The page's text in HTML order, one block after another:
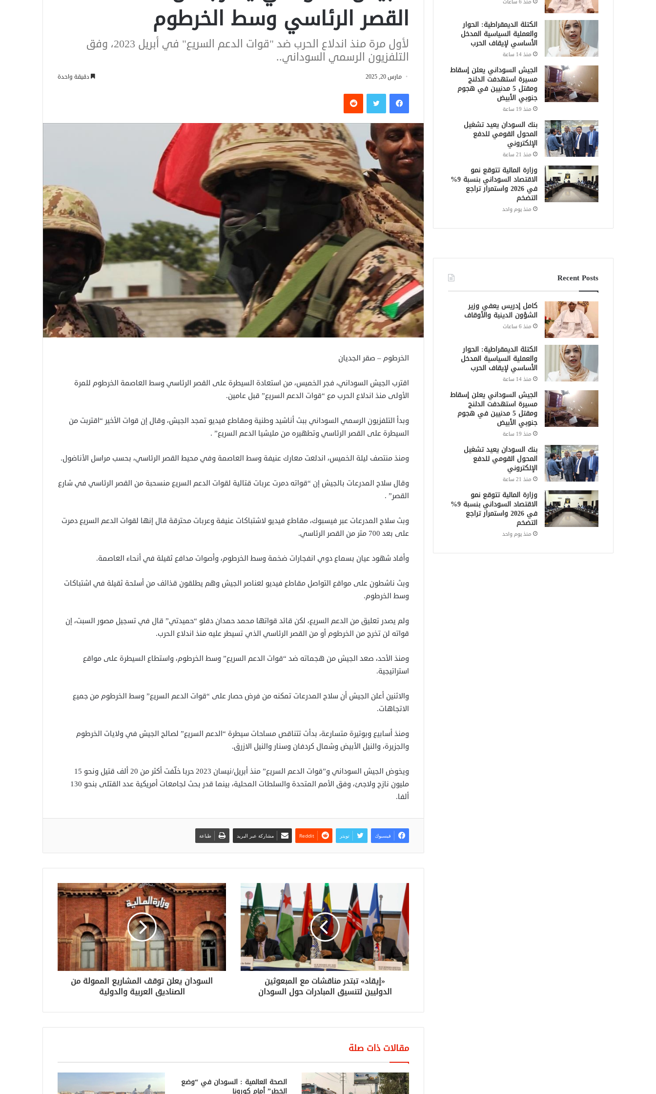
القصر الرئاسي وسط الخرطوم
لأول مرة منذ اندلاع الحرب ضد "قوات الدعم السريع" في أبريل 2023، وفق
التلفزيون الرسمي السوداني..
مارس 20, 2025 دقيقة واحدة
فيسبوكتويتر
الخرطوم – صقر الجديان
اقترب الجيش السوداني، فجر الخميس، من استعادة السيطرة على القصر الرئاسي وسط العاصمة الخرطوم للمرة
الأولى منذ اندلاع الحرب مع “قوات الدعم السريع” قبل عامين.
وبدأ التلفزيون الرسمي السوداني ببث أناشيد وطنية ومقاطع فيديو تمجد الجيش، وقال إن قوات الأخير “اقتربت من
السيطرة على القصر الرئاسي وتطهيره من مليشيا الدعم السريع” .
ومنذ منتصف ليلة الخميس، اندلعت معارك عنيفة وسط العاصمة وفي محيط القصر الرئاسي، بحسب مراسل الأناضول.
وقال سلاح المدرعات بالجيش إن “قواته دمرت عربات قتالية لقوات الدعم السريع منسحبة من القصر الرئاسي في شارع
القصر” .
وبث سلاح المدرعات عبر فيسبوك، مقاطع فيديو لاشتباكات عنيفة وعربات محترقة قال إنها لقوات الدعم السريع دمرت
على بعد 700 متر من القصر الرئاسي.
وأفاد شهود عيان بسماع دوي انفجارات ضخمة وسط الخرطوم، وأصوات مدافع ثقيلة في أنحاء العاصمة.
وبث ناشطون على مواقع التواصل مقاطع فيديو لعناصر الجيش وهم يطلقون قذائف من أسلحة ثقيلة في اشتباكات
وسط الخرطوم.
ولم يصدر تعليق من الدعم السريع، لكن قائد قواتها محمد حمدان دقلو “حميدتي” قال في تسجيل مصور السبت، إن
قواته لن تخرج من الخرطوم أو من القصر الرئاسي الذي تسيطر عليه منذ اندلاع الحرب.
ومنذ الأحد، صعد الجيش من هجماته ضد “قوات الدعم السريع” وسط الخرطوم، واستطاع السيطرة على مواقع
استراتيجية.
والاثنين أعلن الجيش أن سلاح المدرعات تمكنه من فرض حصار على “قوات الدعم السريع” وسط الخرطوم من جميع
الاتجاهات.
ومنذ أسابيع وبوتيرة متسارعة، بدأت تتناقص مساحات سيطرة “الدعم السريع” لصالح الجيش في ولايات الخرطوم
والجزيرة، والنيل الأبيض وشمال كردفان وسنار والنيل الازرق.
ويخوض الجيش السوداني و”قوات الدعم السريع” منذ أبريل/نيسان 2023 حربا خلّفت أكثر من 20 ألف قتيل ونحو 15
مليون نازح ولاجئ، وفق الأمم المتحدة والسلطات المحلية، بينما قدر بحث لجامعات أمريكية عدد القتلى بنحو 130
ألفا.
فيسبوك تويتر مشاركة عبر البريد طباعة
«إيقاد» تبتدر مناقشات مع المبعوثين
الدوليين لتنسيق المبادرات حول السودان
السودان يعلن توقف المشاريع الممولة من
الصناديق العربية والدولية
مقالات ذات صلة
الصحة العالمية : السودان في “وضع
الخطر” أمام كورونا
منذ 6 ساعات
الكتلة الديمقراطية: الحوار
والعملية السياسية المدخل
الأساسي لإيقاف الحرب
منذ 14 ساعة
الجيش السوداني يعلن إسقاط
مسيرة استهدفت الدلنج
ومقتل 5 مدنيين في هجوم
جنوبي الأبيض
منذ 19 ساعة
بنك السودان يعيد تشغيل
المحول القومي للدفع
الإلكتروني
منذ 21 ساعة
وزارة المالية تتوقع نمو
الاقتصاد السوداني بنسبة 9%
في 2026 واستمرار تراجع
التضخم
منذ يوم واحد
Recent Posts
كامل إدريس يعفي وزير
الشؤون الدينية والأوقاف
منذ 6 ساعات
الكتلة الديمقراطية: الحوار
والعملية السياسية المدخل
الأساسي لإيقاف الحرب
منذ 14 ساعة
الجيش السوداني يعلن إسقاط
مسيرة استهدفت الدلنج
ومقتل 5 مدنيين في هجوم
جنوبي الأبيض
منذ 19 ساعة
بنك السودان يعيد تشغيل
المحول القومي للدفع
الإلكتروني
منذ 21 ساعة
وزارة المالية تتوقع نمو
الاقتصاد السوداني بنسبة 9%
في 2026 واستمرار تراجع
التضخم
منذ يوم واحد